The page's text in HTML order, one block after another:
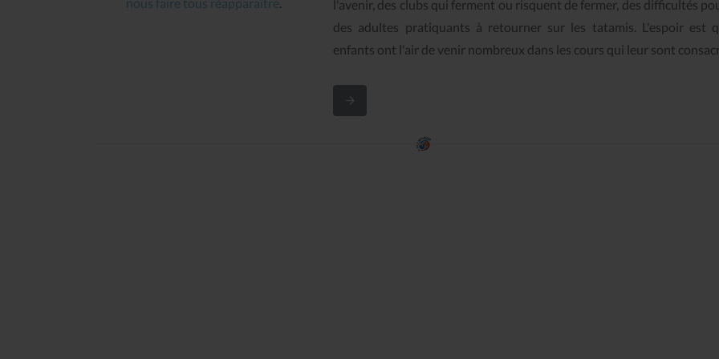
l'avenir, des clubs qui ferment ou risquent de fermer, des difficultés
des adultes pratiquants à retourner sur les tatamis. L'espoir est
enfants ont l'air de venir nombreux dans les cours qui leur sont